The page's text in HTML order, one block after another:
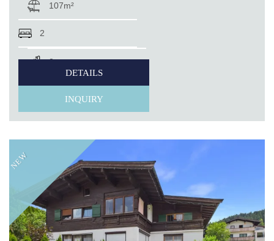
107m²
2
2
DETAILS
INQUIRY
NEW